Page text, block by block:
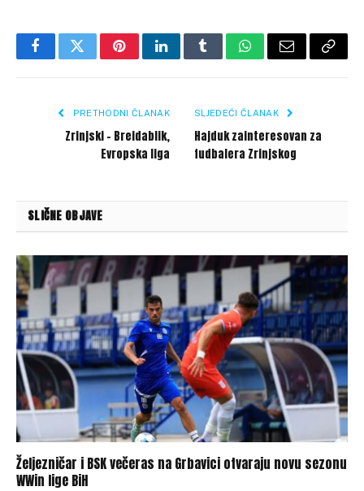
FacebookTwitterPinterestLinkedInTumblrWhatsApp
Email Copy
PRETHODNI ČLANAK
Zrinjski – Breidablik,
Evropska liga
SLJEDEĆI ČLANAK
Hajduk zainteresovan za
fudbalera Zrinjskog
SLIČNE OBJAVE
Željezničar i BSK večeras na Grbavici otvaraju novu sezonu
WWin lige BiH